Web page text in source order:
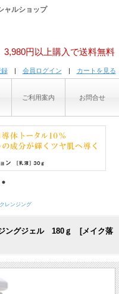
ャルショップ
3,980円以上購入で送料無料
| 会員ログイン | カートを見る
ご利用案内 お問合せ
レンジング
ングジェル 180ｇ [メイク落